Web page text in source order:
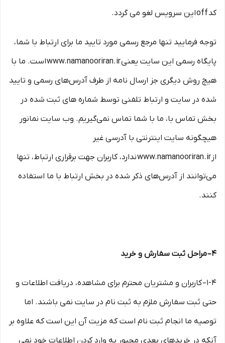
کد off این سرویس لغو می گردد.
توجه فرمایید تنها مرجع رسمی مورد تایید ما برای ارتباط با شما،
پایگاه رسمی این سایت یعنی www.namanooriran.ir است. ما با
هیچ روش دیگری جز ارسال نامه از طرف آدرس‏‌های رسمی و تایید
شده در سایت و ارتباط تلفنی توسط شماره های ثبت شده در
بخش تماس با، ما با شما تماس نمی‌‏گیریم. وب سایت نمانور
هیچگونه سایت اینترنتی با آدرسی غیر
از www.namanooriran.ir ندارد، کاربران جهت برقراری ارتباط، تنها
می‏‌توانند از آدرس‌‏های ذکر شده در بخش ارتباط با ما استفاده
کنند.
۴– مراحل ثبت سفارش و خرید
1-۴– کاربران و مشتریان محترم برای مشاهده، دریافت اطلاعات و
حتی ثبت سفارش ملزم به ثبت نام در سایت نمی باشند. اما
توصیه ما انجام ثبت نام است که مزیت آن این است که علاوه بر
آنکه در خریدهای بعدی مجبور به وارد کردن اطلاعات خود نمی